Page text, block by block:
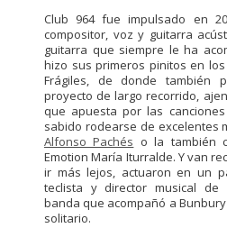
Club 964 fue impulsado en
compositor, voz y guitarra
guitarra que siempre le ha
hizo sus primeros pinitos en
Frágiles, de donde también
proyecto de largo recorrido,
que apuesta por las
sabido rodearse de excelentes
Alfonso Pachés o la también
Emotion María Iturralde. Y van
ir más lejos, actuaron en un
teclista y director musical de
banda que acompañó a
solitario.